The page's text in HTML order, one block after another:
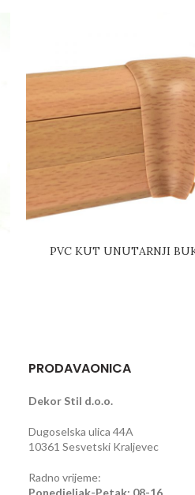
PVC KUT UNUTARNJI
PRODAVAONICA
Dekor Stil d.o.o.
Dugoselska ulica 44A
10361 Sesvetski Kraljevec
Radno vrijeme:
Ponedjeljak-Petak: 08-16